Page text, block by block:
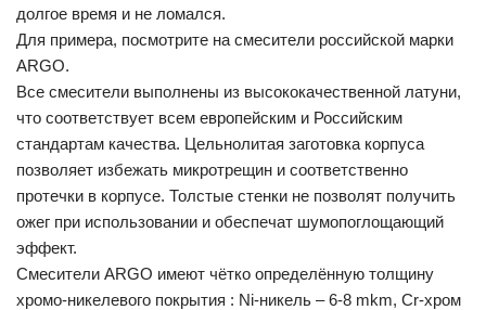
долгое время и не ломался.
Для примера, посмотрите на смесители российской марки
ARGO.
Все смесители выполнены из высококачественной латуни,
что соответствует всем европейским и Российским
стандартам качества. Цельнолитая заготовка корпуса
позволяет избежать микротрещин и соответственно
протечки в корпусе. Толстые стенки не позволят получить
ожег при использовании и обеспечат шумопоглощающий
эффект.
Смесители ARGO имеют чётко определённую толщину
хромо-никелевого покрытия : Ni-никель – 6-8 mkm, Cr-хром